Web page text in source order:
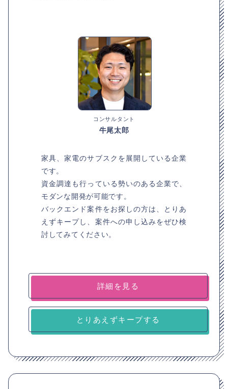
コンサルタント
牛尾太郎
家具、家電のサブスクを展開している企業
です。
資金調達も行っている勢いのある企業で、
モダンな開発が可能です。
バックエンド案件をお探しの方は、とりあ
えずキープし、案件への申し込みをぜひ検
討してみてください。
詳細を見る
とりあえずキープする